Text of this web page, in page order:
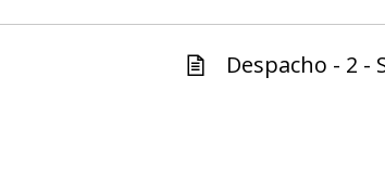
Despacho - 2 -